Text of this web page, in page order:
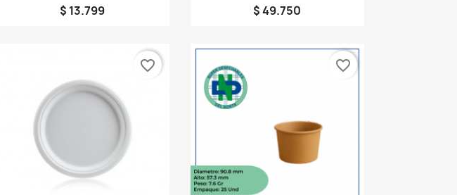
$ 13.799 $ 49.750
favorite_border favorite_border